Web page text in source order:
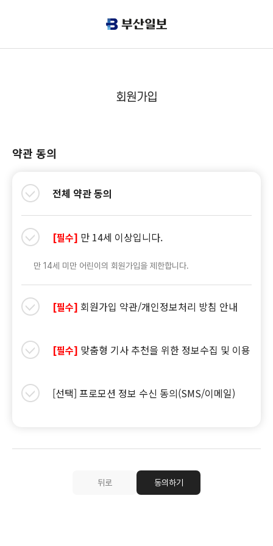
회원가입
약관 동의
전체 약관 동의
[필수] 만 14세 이상입니다.
만 14세 미만 어린이의 회원가입을 제한합니다.
[필수] 회원가입 약관/개인정보처리 방침 안내
[필수] 맞춤형 기사 추천을 위한 정보수집 및 이용
[선택] 프로모션 정보 수신 동의(SMS/이메일)
뒤로